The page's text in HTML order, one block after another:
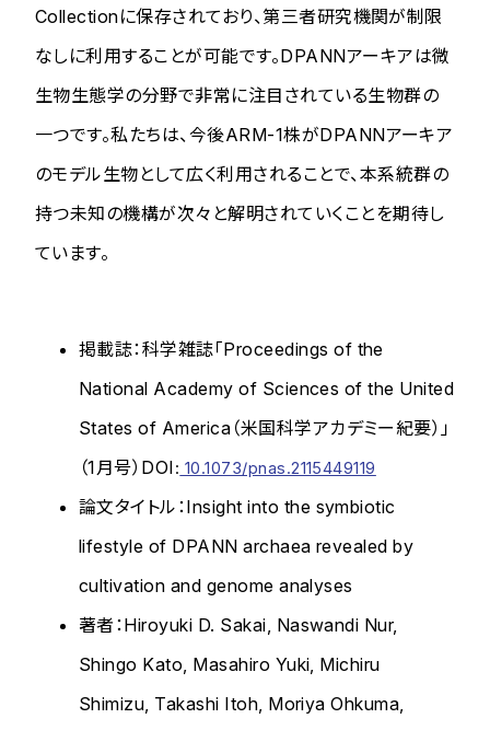
Collectionに保存されており、第三者研究機関が制限
なしに利用することが可能です。DPANNアーキアは微
生物生態学の分野で非常に注目されている生物群の
一つです。私たちは、今後ARM-1株がDPANNアーキア
のモデル生物として広く利用されることで、本系統群の
持つ未知の機構が次々と解明されていくことを期待し
ています。
掲載誌：科学雑誌「Proceedings of the
National Academy of Sciences of the United
States of America（米国科学アカデミー紀要）」
（1月号）DOI: 10.1073/pnas.2115449119
論文タイトル：Insight into the symbiotic
lifestyle of DPANN archaea revealed by
cultivation and genome analyses
著者：Hiroyuki D. Sakai, Naswandi Nur,
Shingo Kato, Masahiro Yuki, Michiru
Shimizu, Takashi Itoh, Moriya Ohkuma,